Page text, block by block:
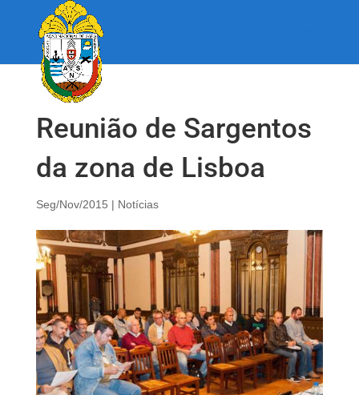
Reunião de Sargentos
da zona de Lisboa
Seg/Nov/2015 | Notícias